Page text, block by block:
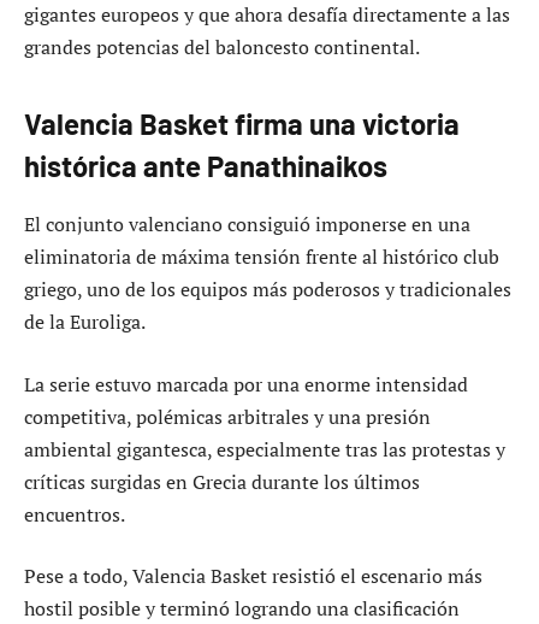
gigantes europeos y que ahora desafía directamente a las
grandes potencias del baloncesto continental.
Valencia Basket firma una victoria
histórica ante Panathinaikos
El conjunto valenciano consiguió imponerse en una
eliminatoria de máxima tensión frente al histórico club
griego, uno de los equipos más poderosos y tradicionales
de la Euroliga.
La serie estuvo marcada por una enorme intensidad
competitiva, polémicas arbitrales y una presión
ambiental gigantesca, especialmente tras las protestas y
críticas surgidas en Grecia durante los últimos
encuentros.
Pese a todo, Valencia Basket resistió el escenario más
hostil posible y terminó logrando una clasificación